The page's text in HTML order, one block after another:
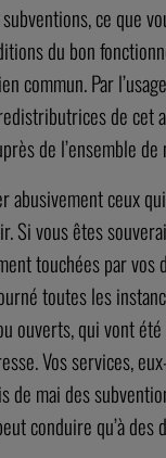
ce que
du bon
Par
de cet
de l’ensemble de
ceux
Si vous êtes
touchées par vos
toutes les
ouverts, qui vont
Vos services,
mai des
conduire qu’à des